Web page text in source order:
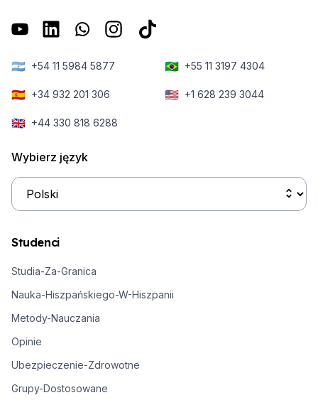
🇦🇷 +54 11 5984 5877 🇧🇷 +55 11 3197 4304
🇪🇸 +34 932 201 306 🇺🇸 +1 628 239 3044
🇬🇧 +44 330 818 6288
Wybierz język
Studenci
Studia-Za-Granica
Nauka-Hiszpańskiego-W-Hiszpanii
Metody-Nauczania
Opinie
Ubezpieczenie-Zdrowotne
Grupy-Dostosowane